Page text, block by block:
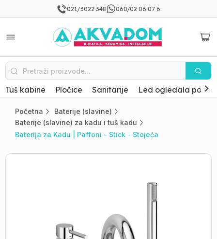
021/3022 348 060/02 06 07 6
Tuš kabine Pločice Sanitarije Led ogledala po
Početna
Baterije (slavine)
Baterije (slavine) za kadu i tuš kadu
Baterija za Kadu | Paffoni - Stick - Stojeća